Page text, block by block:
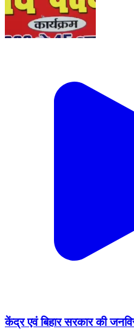
केंद्र एवं बिहार सरकार की